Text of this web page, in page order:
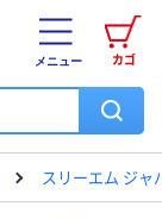
カゴ
メニュー
スリーエム ジャ